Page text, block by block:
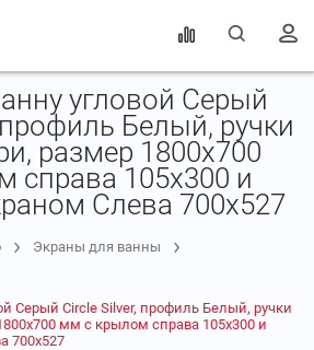
угловой Серый
Белый, ручки
размер 1800х700
справа 105х300 и
Слева 700х527
Экраны для ванны
Серый Circle Silver, профиль Белый, ручки
мм с крылом справа 105х300 и
700х527